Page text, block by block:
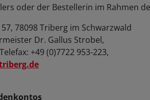
oder der Bestellerin im Rahmen
78098 Triberg im Schwarzwald
Dr. Gallus Strobel,
+49 (0)7722 953-223,